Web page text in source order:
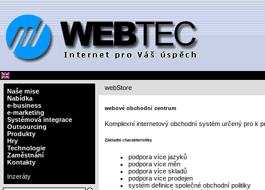
Naše mise
Nabídka
e-business
e-marketing
Systémová integrace
Outsourcing
Produkty
Hry
Technologie
Zaměstnání
Kontakty
Inzeráty
webStore
webové obchodní centrum
Komplexní internetový obchodní systém určený pro k
Základní charakteristiky
podpora více jazyků
podpora více měn
podpora více skladů
podpora více prodejen
systém definice společné obchodní politiky